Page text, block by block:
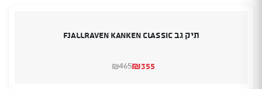
תיק גב Fjallraven Kanken Classic
₪465
המחיר₪355
המחיר